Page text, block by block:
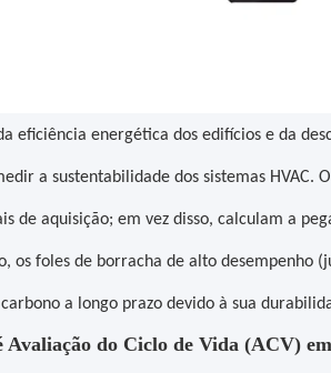
eficiência energética dos edifícios e da
a sustentabilidade dos sistemas HVAC.
de aquisição; em vez disso, calculam a
os foles de borracha de alto desempenho
a longo prazo devido à sua
Avaliação do Ciclo de Vida (ACV)